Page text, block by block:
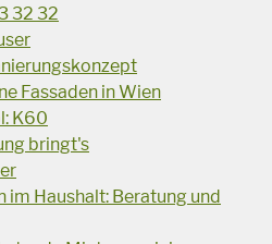
32 32
Fassaden in Wien
K60
bringt's
im Haushalt: Beratung und